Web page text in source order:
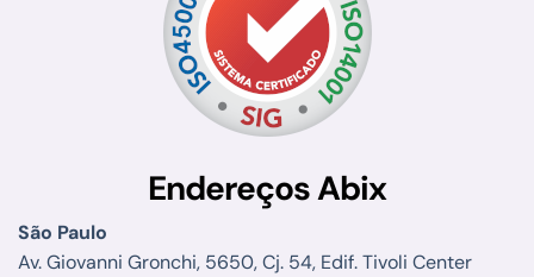
Endereços Abix
São Paulo
Av. Giovanni Gronchi, 5650, Cj. 54, Edif. Tivoli Center